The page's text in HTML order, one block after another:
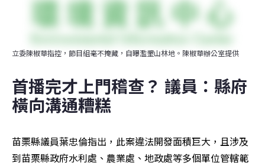
立委陳椒華指控，節目組毫不掩藏，自曝濫墾山林地。陳椒華辦公室提供
首播完才上門稽查？ 議員：縣府
橫向溝通糟糕
苗栗縣議員葉忠倫指出，此案違法開發面積巨大，且涉及
到苗栗縣政府水利處、農業處、地政處等多個單位管轄範